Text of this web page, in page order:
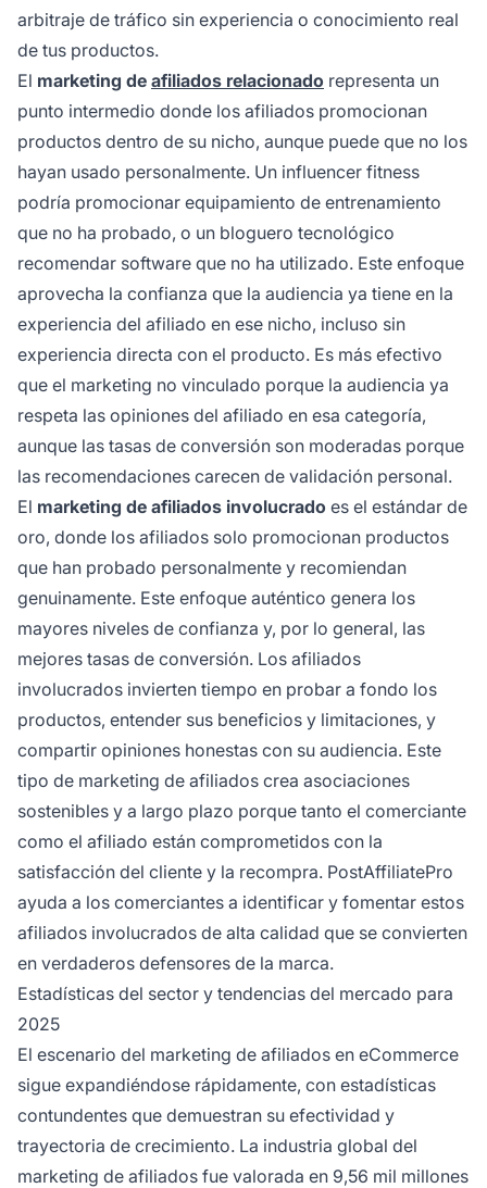
arbitraje de tráfico sin experiencia o conocimiento real
de tus productos.
El marketing de afiliados relacionado representa un
punto intermedio donde los afiliados promocionan
productos dentro de su nicho, aunque puede que no los
hayan usado personalmente. Un influencer fitness
podría promocionar equipamiento de entrenamiento
que no ha probado, o un bloguero tecnológico
recomendar software que no ha utilizado. Este enfoque
aprovecha la confianza que la audiencia ya tiene en la
experiencia del afiliado en ese nicho, incluso sin
experiencia directa con el producto. Es más efectivo
que el marketing no vinculado porque la audiencia ya
respeta las opiniones del afiliado en esa categoría,
aunque las tasas de conversión son moderadas porque
las recomendaciones carecen de validación personal.
El marketing de afiliados involucrado es el estándar de
oro, donde los afiliados solo promocionan productos
que han probado personalmente y recomiendan
genuinamente. Este enfoque auténtico genera los
mayores niveles de confianza y, por lo general, las
mejores tasas de conversión. Los afiliados
involucrados invierten tiempo en probar a fondo los
productos, entender sus beneficios y limitaciones, y
compartir opiniones honestas con su audiencia. Este
tipo de marketing de afiliados crea asociaciones
sostenibles y a largo plazo porque tanto el comerciante
como el afiliado están comprometidos con la
satisfacción del cliente y la recompra. PostAffiliatePro
ayuda a los comerciantes a identificar y fomentar estos
afiliados involucrados de alta calidad que se convierten
en verdaderos defensores de la marca.
Estadísticas del sector y tendencias del mercado para
2025
El escenario del marketing de afiliados en eCommerce
sigue expandiéndose rápidamente, con estadísticas
contundentes que demuestran su efectividad y
trayectoria de crecimiento. La industria global del
marketing de afiliados fue valorada en 9,56 mil millones